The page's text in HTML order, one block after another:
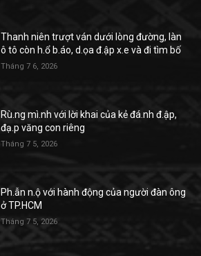
Thanh niên trượt ván dưới lòng đường, làn
ô tô còn h.ổ b.áo, d.ọa đ.ập x.e và đi tìm bố
Tháng 7 6, 2026
Rù.ng mì.nh với lời khai của kẻ đá.nh đ.ập,
đạ.p văng con riêng
Tháng 7 5, 2026
Ph.ẫn n.ộ với hành động của người đàn ông
ở TP.HCM
Tháng 7 5, 2026